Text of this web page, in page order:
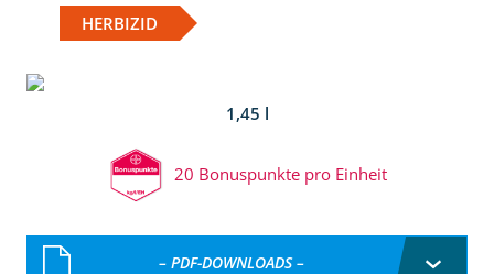
HERBIZID
1,45 l
20 Bonuspunkte pro Einheit
– PDF-DOWNLOADS –